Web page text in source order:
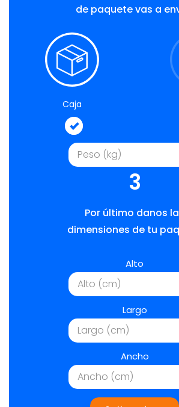
de paquete vas a
Caja
3
Por último danos
dimensiones de tu
Alto
Largo
Ancho